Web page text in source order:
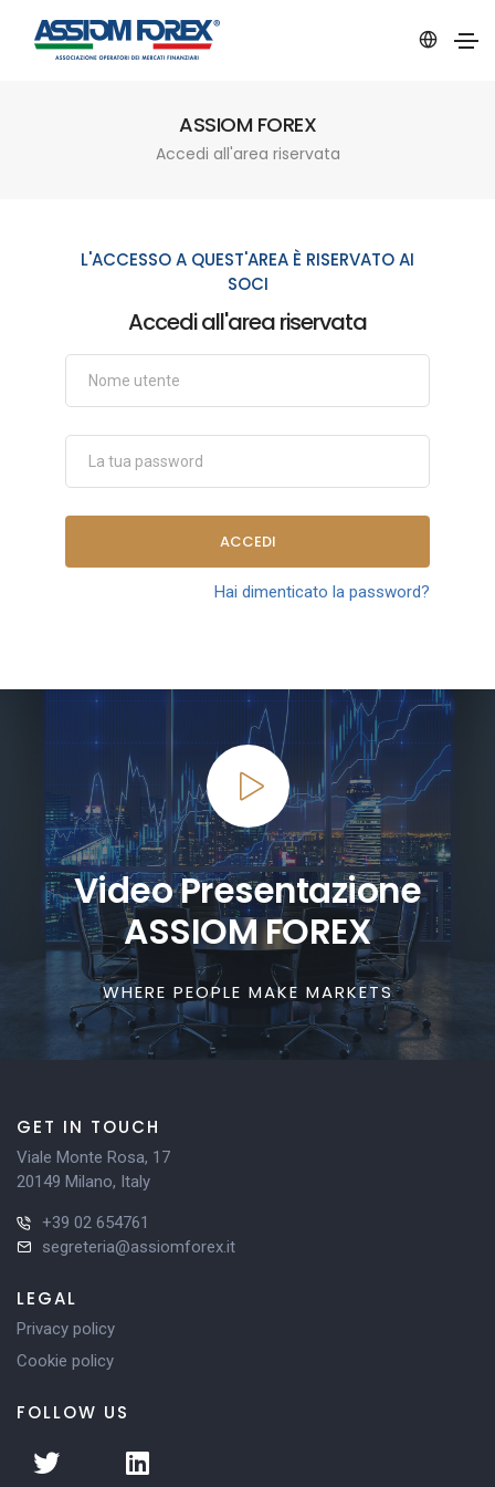
ASSIOM FOREX
Accedi all'area riservata
L'ACCESSO A QUEST'AREA È RISERVATO AI
SOCI
Accedi all'area riservata
ACCEDI
Hai dimenticato la password?
Video Presentazione
ASSIOM FOREX
WHERE PEOPLE MAKE MARKETS
GET IN TOUCH
Viale Monte Rosa, 17
20149 Milano, Italy
+39 02 654761
segreteria@assiomforex.it
LEGAL
Privacy policy
Cookie policy
FOLLOW US